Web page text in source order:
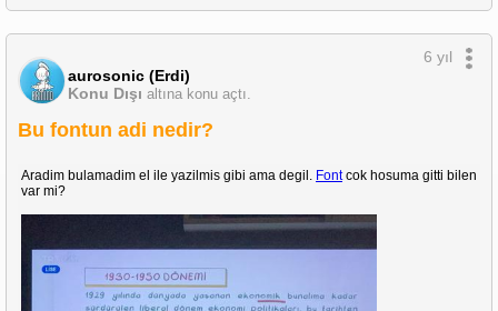
aurosonic (Erdi)
Konu Dışı altına konu açtı.
6 yıl
Bu fontun adi nedir?
Aradim bulamadim el ile yazilmis gibi ama degil. Fontcok hosuma gitti bilen
var mi?